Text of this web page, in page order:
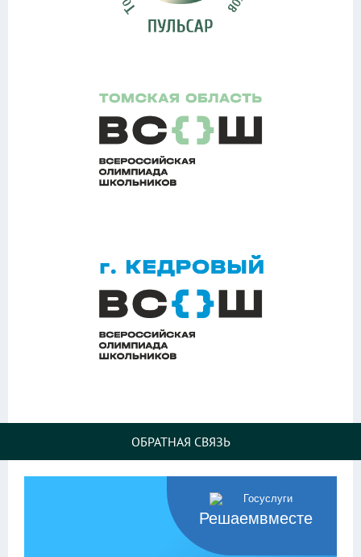
ОБРАТНАЯ СВЯЗЬ
Решаемвместе